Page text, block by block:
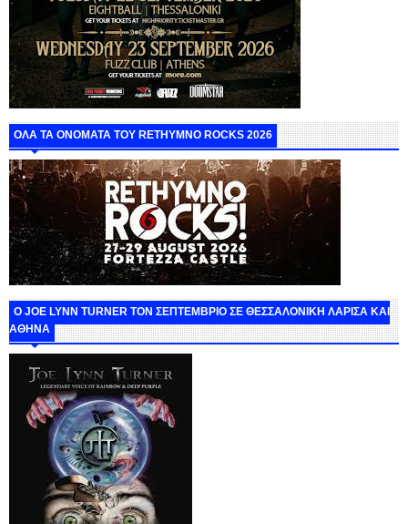
ΟΛΑ ΤΑ ΟΝΟΜΑΤΑ ΤΟΥ RETHYMNO ROCKS 2026
O JOE LYNN TURNER ΤΟΝ ΣΕΠΤΕΜΒΡΙΟ ΣΕ ΘΕΣΣΑΛΟΝΙΚΗ ΛΑΡΙΣΑ ΚΑΙ
ΑΘΗΝΑ